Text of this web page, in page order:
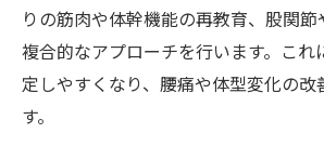
骨盤矯正後の効果持続には
接骨院で教わる育児疲れに
術
りの筋肉や体幹機能の再教育、股関
複合的なアプローチを行います。これ
定しやすくなり、腰痛や体型変化の改
す。